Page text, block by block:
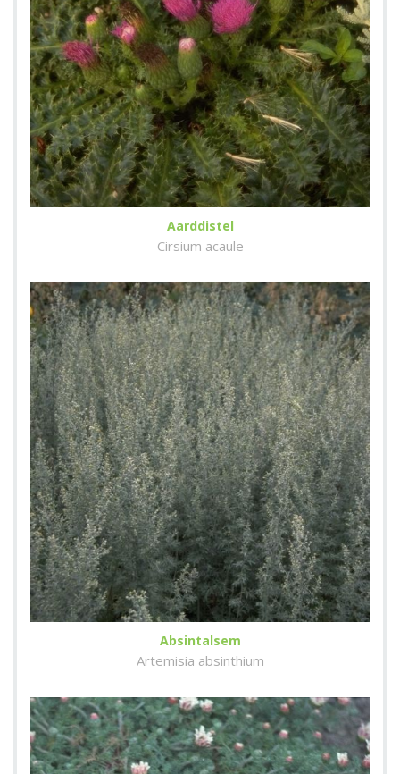
Aarddistel
Cirsium acaule
Absintalsem
Artemisia absinthium